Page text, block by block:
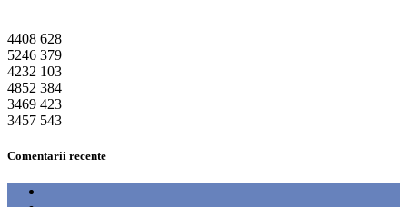
4408 628
5246 379
4232 103
4852 384
3469 423
3457 543
Comentarii recente